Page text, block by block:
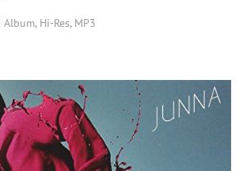
Album, Hi-Res, MP3